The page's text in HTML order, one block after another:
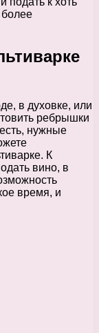
в духовке, или
ребрышки
нужные
К
вино, в
время, и